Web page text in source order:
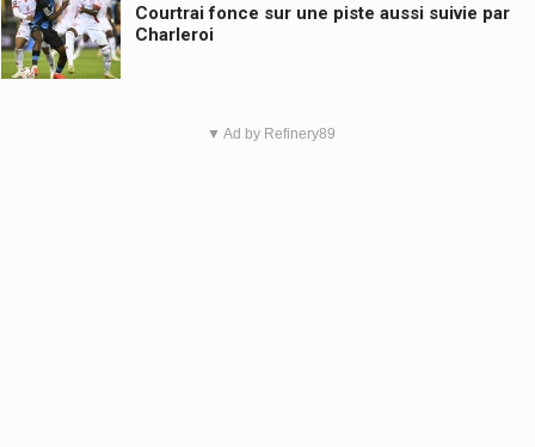
Courtrai fonce sur une piste aussi suivie par
Charleroi
▼ Ad by Refinery89